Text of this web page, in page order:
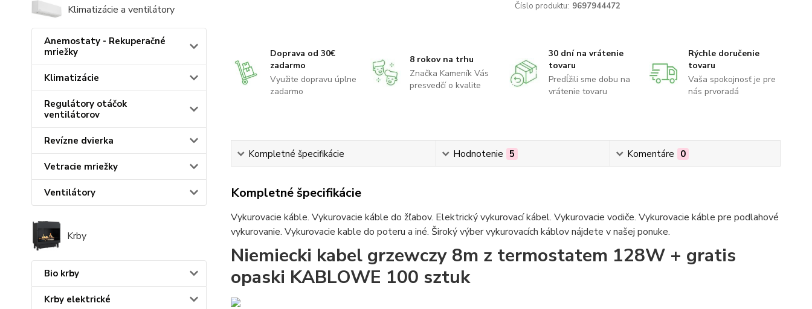
Klimatizácie a ventilátory
Anemostaty - Rekuperačné
mriežky
Klimatizácie
Regulátory otáčok
ventilátorov
Revízne dvierka
Vetracie mriežky
Ventilátory
Krby
Bio krby
Krby elektrické
Číslo produktu: 9697944472
Doprava od 30€
zadarmo
Využite dopravu úplne
zadarmo
8 rokov na trhu
Značka Kameník Vás
presvedčí o kvalite
30 dní na vrátenie
tovaru
Predĺžili sme dobu na
vrátenie tovaru
Rýchle doručenie
tovaru
Vaša spokojnosť je pre
nás prvoradá
Kompletné špecifikácie Hodnotenie 5 Komentáre 0
Kompletné špecifikácie
Vykurovacie káble. Vykurovacie káble do žľabov. Elektrický vykurovací kábel. Vykurovacie vodiče. Vykurovacie káble pre podlahové
vykurovanie. Vykurovacie kable do poteru a iné. Široký výber vykurovacích káblov nájdete v našej ponuke.
Niemiecki kabel grzewczy 8m z termostatem 128W + gratis
opaski KABLOWE 100 sztuk